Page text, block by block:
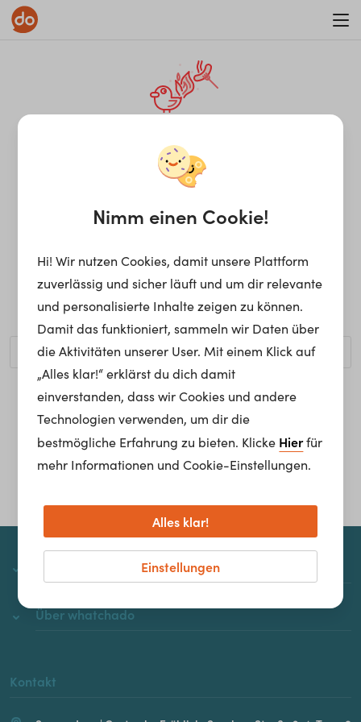
¡Ay, caramba! Seite nicht
gefunden.
Ups, die gewünschte Seite kann nicht gefunden werden.
Möchtest du nach einem bestimmten Begriff suchen?
Homepage
Über whatchado
Kontakt
Nimm einen Cookie!
Hi! Wir nutzen Cookies, damit unsere Plattform
zuverlässig und sicher läuft und um dir relevante
und personalisierte Inhalte zeigen zu können.
Damit das funktioniert, sammeln wir Daten über
die Aktivitäten unserer User. Mit einem Klick auf
„Alles klar!“ erklärst du dich damit
einverstanden, dass wir Cookies und andere
Technologien verwenden, um dir die
bestmögliche Erfahrung zu bieten. Klicke Hierfür
mehr Informationen und Cookie-Einstellungen.
Einstellungen
Alles klar!